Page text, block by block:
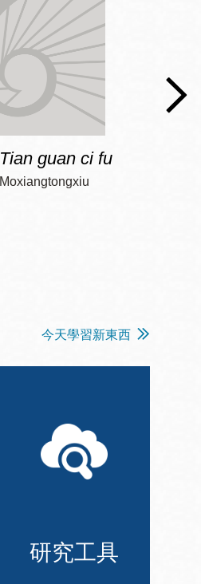
Tian guan ci fu
Moxiangtongxiu
今天學習新東西
研究工具